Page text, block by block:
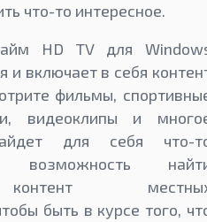
что-то интересное.
HD TV для
и включает в себя
фильмы,
видеоклипы и
для себя что-
возможность
контент
быть в курсе того,